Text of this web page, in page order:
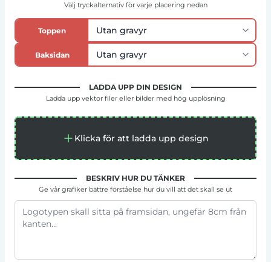
Välj tryckalternativ för varje placering nedan
Toppen
Baksidan
LADDA UPP DIN DESIGN
Ladda upp vektor filer eller bilder med hög upplösning
Klicka för att ladda upp design
BESKRIV HUR DU TÄNKER
Ge vår grafiker bättre förståelse hur du vill att det skall se ut